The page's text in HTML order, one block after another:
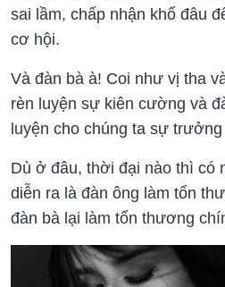
sai lầm, chấp nhận khổ đâu
cơ hội.
Và đàn bà à! Coi như vị tha
rèn luyện sự kiên cường và
luyện cho chúng ta sự
Dù ở đâu, thời đại nào thì có
diễn ra là đàn ông làm tổn
đàn bà lại làm tổn thương